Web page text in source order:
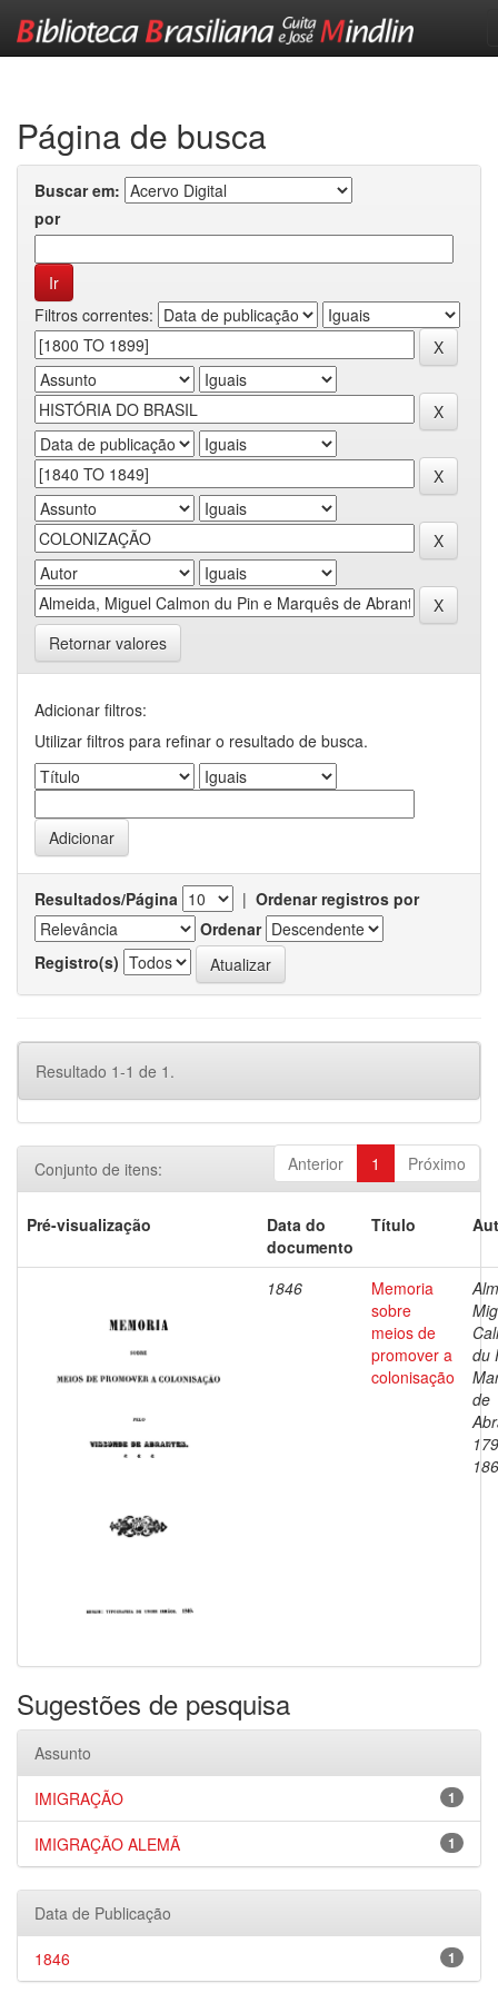
Página de busca
Buscar em:
por
Filtros correntes:
Retornar valores
Adicionar filtros:
Utilizar filtros para refinar o resultado de busca.
Resultados/Página | Ordenar registros por
Ordenar
Registro(s)
Resultado 1-1 de 1.
Anterior 1 Próximo
Conjunto de itens:
Pré-visualização
Data do
documento
Título
1846
Memoria
sobre
meios de
promover a
colonisação
du
de
Sugestões de pesquisa
Assunto
1
IMIGRAÇÃO
1
IMIGRAÇÃO ALEMÃ
Data de Publicação
1
1846